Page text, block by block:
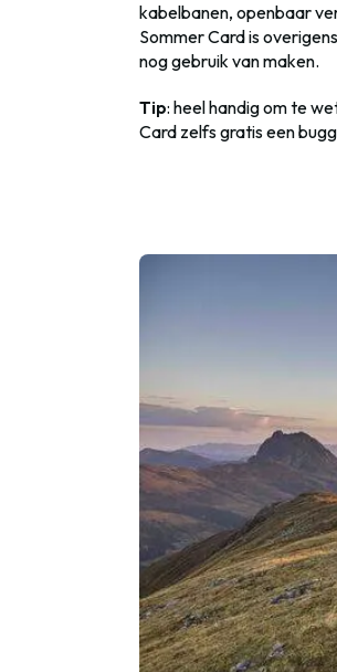
kabelbanen, openbaar
Sommer Card is
nog gebruik van maken.
Tip: heel handig om te
Card zelfs gratis een